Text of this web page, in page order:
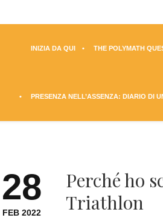
INIZIA DA QUI THE POLYMATH
PRESENZA NELL’ASSENZA: DIARIO DI
28
FEB 2022
Perché ho
Triathlon